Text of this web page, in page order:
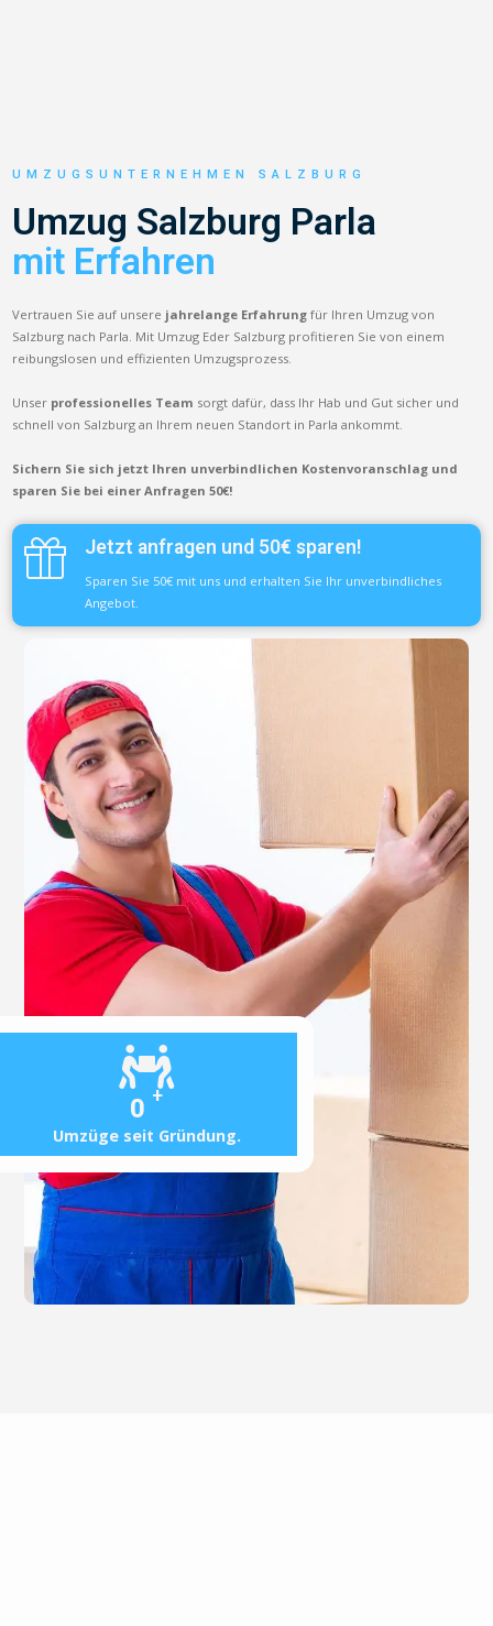
0 +
Umzüge seit Gründung.
UMZUGSUNTERNEHMEN SALZBURG
Umzug Salzburg Parla
mit Erfahren
Vertrauen Sie auf unsere jahrelange Erfahrung für Ihren Umzug von
Salzburg nach Parla. Mit Umzug Eder Salzburg profitieren Sie von einem
reibungslosen und effizienten Umzugsprozess.
Unser professionelles Team sorgt dafür, dass Ihr Hab und Gut sicher und
schnell von Salzburg an Ihrem neuen Standort in Parla ankommt.
Sichern Sie sich jetzt Ihren unverbindlichen Kostenvoranschlag und
sparen Sie bei einer Anfragen 50€!
Jetzt anfragen und 50€ sparen!
Sparen Sie 50€ mit uns und erhalten Sie Ihr unverbindliches
Angebot.